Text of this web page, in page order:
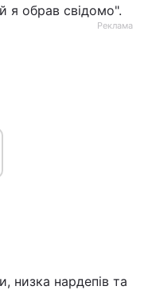
я обрав свідомо".
Реклама
низка нардепів та